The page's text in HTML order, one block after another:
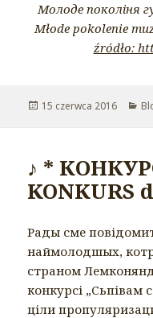
Молоде поколіня
Młode pokolenie
źródło:
Opublikowano
15 czerwca 2016
♪ *
KONKURS
Рады сме
наймолодшых,
страном
конкурсі „Сьпівам
ціли